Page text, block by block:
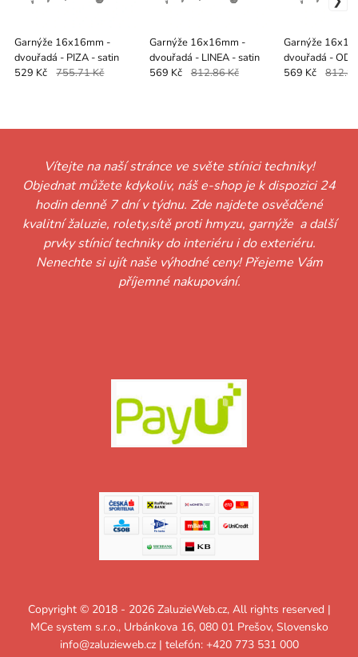
Garnýže 16x16mm -
dvouřadá - PIZA - satin
529 Kč 755.71 Kč
Garnýže 16x16mm -
dvouřadá - LINEA - satin
569 Kč 812.86 Kč
Garnýže
dvouřadá -
569 Kč
Vítejte na naší stránce ve světe stínici techniky!
Objednat můžete kdykoliv, náš e-shop je k dispozici 24
hodin denně 7 dní v týdnu. Zde najdete osvědčené
kvalitní žaluzie, rolety,sítě proti hmyzu, garnýže a další
prvky stínicí techniky do interiéru i do exteriéru.
Nenechte si ujít naše výhodné ceny! Přejeme Vám
příjemné nakupování.
Copyright © 2018 - 2026 ZaluzieWeb.cz, All rights reserved |
MCe system s.r.o., Urbánkova 16, 080 01 Prešov, Slovensko
info@zaluzieweb.cz| telefón: +420 773 531 000